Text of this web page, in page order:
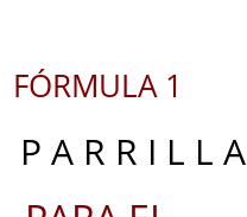
FÓRMULA 1
A R R I L L A